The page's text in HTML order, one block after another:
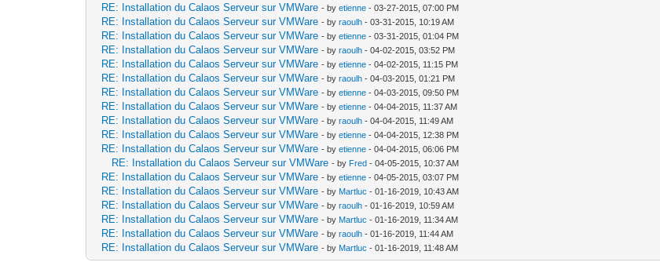
RE: Installation du Calaos Serveur sur VMWare - byetienne - 03-27-2015, 07:00 PM
RE: Installation du Calaos Serveur sur VMWare - byraoulh - 03-31-2015, 10:19 AM
RE: Installation du Calaos Serveur sur VMWare - byetienne - 03-31-2015, 01:04 PM
RE: Installation du Calaos Serveur sur VMWare - byraoulh - 04-02-2015, 03:52 PM
RE: Installation du Calaos Serveur sur VMWare - byetienne - 04-02-2015, 11:15 PM
RE: Installation du Calaos Serveur sur VMWare - byraoulh - 04-03-2015, 01:21 PM
RE: Installation du Calaos Serveur sur VMWare - byetienne - 04-03-2015, 09:50 PM
RE: Installation du Calaos Serveur sur VMWare - byetienne - 04-04-2015, 11:37 AM
RE: Installation du Calaos Serveur sur VMWare - byraoulh - 04-04-2015, 11:49 AM
RE: Installation du Calaos Serveur sur VMWare - byetienne - 04-04-2015, 12:38 PM
RE: Installation du Calaos Serveur sur VMWare - byetienne - 04-04-2015, 06:06 PM
RE: Installation du Calaos Serveur sur VMWare - by Fred - 04-05-2015, 10:37 AM
RE: Installation du Calaos Serveur sur VMWare - byetienne - 04-05-2015, 03:07 PM
RE: Installation du Calaos Serveur sur VMWare - by Martluc - 01-16-2019, 10:43 AM
RE: Installation du Calaos Serveur sur VMWare - byraoulh - 01-16-2019, 10:59 AM
RE: Installation du Calaos Serveur sur VMWare - by Martluc - 01-16-2019, 11:34 AM
RE: Installation du Calaos Serveur sur VMWare - byraoulh - 01-16-2019, 11:44 AM
RE: Installation du Calaos Serveur sur VMWare - by Martluc - 01-16-2019, 11:48 AM